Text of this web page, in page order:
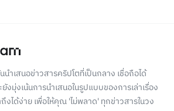
นำเสนอข่าวสารคริปโตที่เป็นกลาง เชื่อถือได้
งมุ่งเน้นการนำเสนอในรูปแบบของการเล่าเรื่อง
งได้ง่าย เพื่อให้คุณ 'ไม่พลาด' ทุกข่าวสารในวง